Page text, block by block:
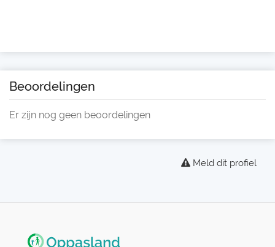
Beoordelingen
Er zijn nog geen beoordelingen
Meld dit profiel